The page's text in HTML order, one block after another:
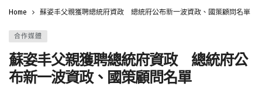
Home 蘇姿丰父親獲聘總統府資政 總統府公布新一波資政、國策顧問名單
合作媒體
蘇姿丰父親獲聘總統府資政 總統府公
布新一波資政、國策顧問名單